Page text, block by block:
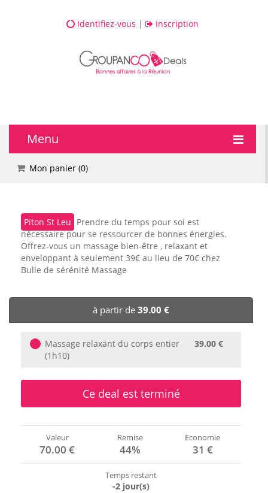
Identifiez-vous | Inscription
Menu
🔥 DEALS
💅 Beauté
🎯 Loisirs
Mon panier (0)
Piton St Leu Prendre du temps pour soi est
nécessaire pour se ressourcer de bonnes énergies.
Offrez-vous un massage bien-être , relaxant et
enveloppant à seulement 39€ au lieu de 70€ chez
Bulle de sérénité Massage
à partir de 39.00 €
Massage relaxant du corps entier
(1h10)
39.00 €
Ce deal est terminé
Valeur
70.00 €
Remise
44%
Economie
31 €
Temps restant
-2 jour(s)